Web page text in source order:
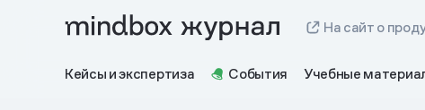
На сайт о
Кейсы и экспертиза События Учебные